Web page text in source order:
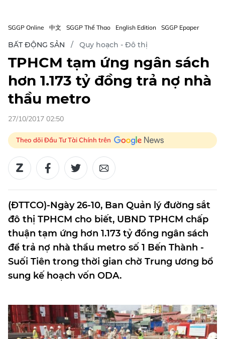
SGGP Online 中文 SGGP Thể Thao English Edition SGGP Epaper
BẤT ĐỘNG SẢN Quy hoạch - Đô thị
TPHCM tạm ứng ngân sách
hơn 1.173 tỷ đồng trả nợ nhà
thầu metro ​
27/10/2017 02:50
Theo dõi Đầu Tư Tài Chính trên
(ĐTTCO)-Ngày 26-10, Ban Quản lý đường sắt
đô thị TPHCM cho biết, UBND TPHCM chấp
thuận tạm ứng hơn 1.173 tỷ đồng ngân sách
để trả nợ nhà thầu metro số 1 Bến Thành -
Suối Tiên trong thời gian chờ Trung ương bổ
sung kế hoạch vốn ODA.